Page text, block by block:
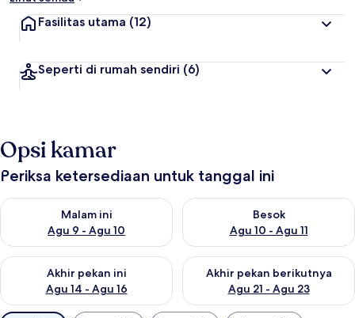
Fasilitas utama (12)
Seperti di rumah sendiri (6)
Opsi kamar
Periksa ketersediaan untuk tanggal ini
Malam ini
Agu 9 - Agu 10
Periksa ketersediaan untuk malam ini Agu 9 - Agu 10
Besok
Agu 10 - Agu 11
Periksa ketersediaan untuk
Akhir pekan ini
Agu 14 - Agu 16
Periksa ketersediaan untuk akhir pekan ini Agu 14 - Agu 16
Akhir pekan berikutnya
Agu 21 - Agu 23
Periksa ketersediaan untuk